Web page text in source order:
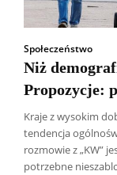
Społeczeństwo
Niż
Propozycje:
Kraje z wysokim
tendencja
rozmowie z „KW”
potrzebne
Wszyscy